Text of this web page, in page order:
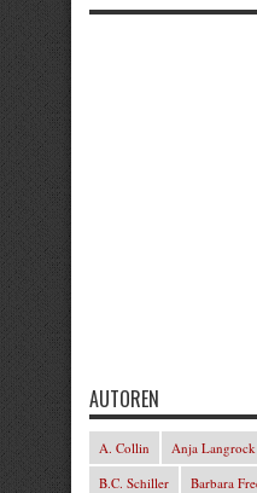
AUTOREN
A. Collin Anja Langrock
B.C. Schiller
Barbara